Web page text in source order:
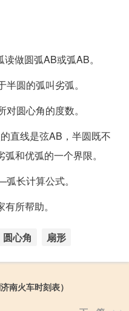
做圆弧AB或弧AB。
圆的弧叫劣弧。
圆心角的度数。
直线是弦AB，半圆既不
和优弧的一个界限。
长计算公式。
所帮助。
圆心角 扇形
南火车时刻表）